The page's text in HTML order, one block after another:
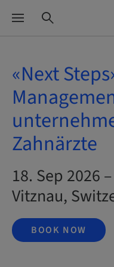
«Next
Zahnärzte
18. Sep 2026
Vitznau,
BOOK NOW